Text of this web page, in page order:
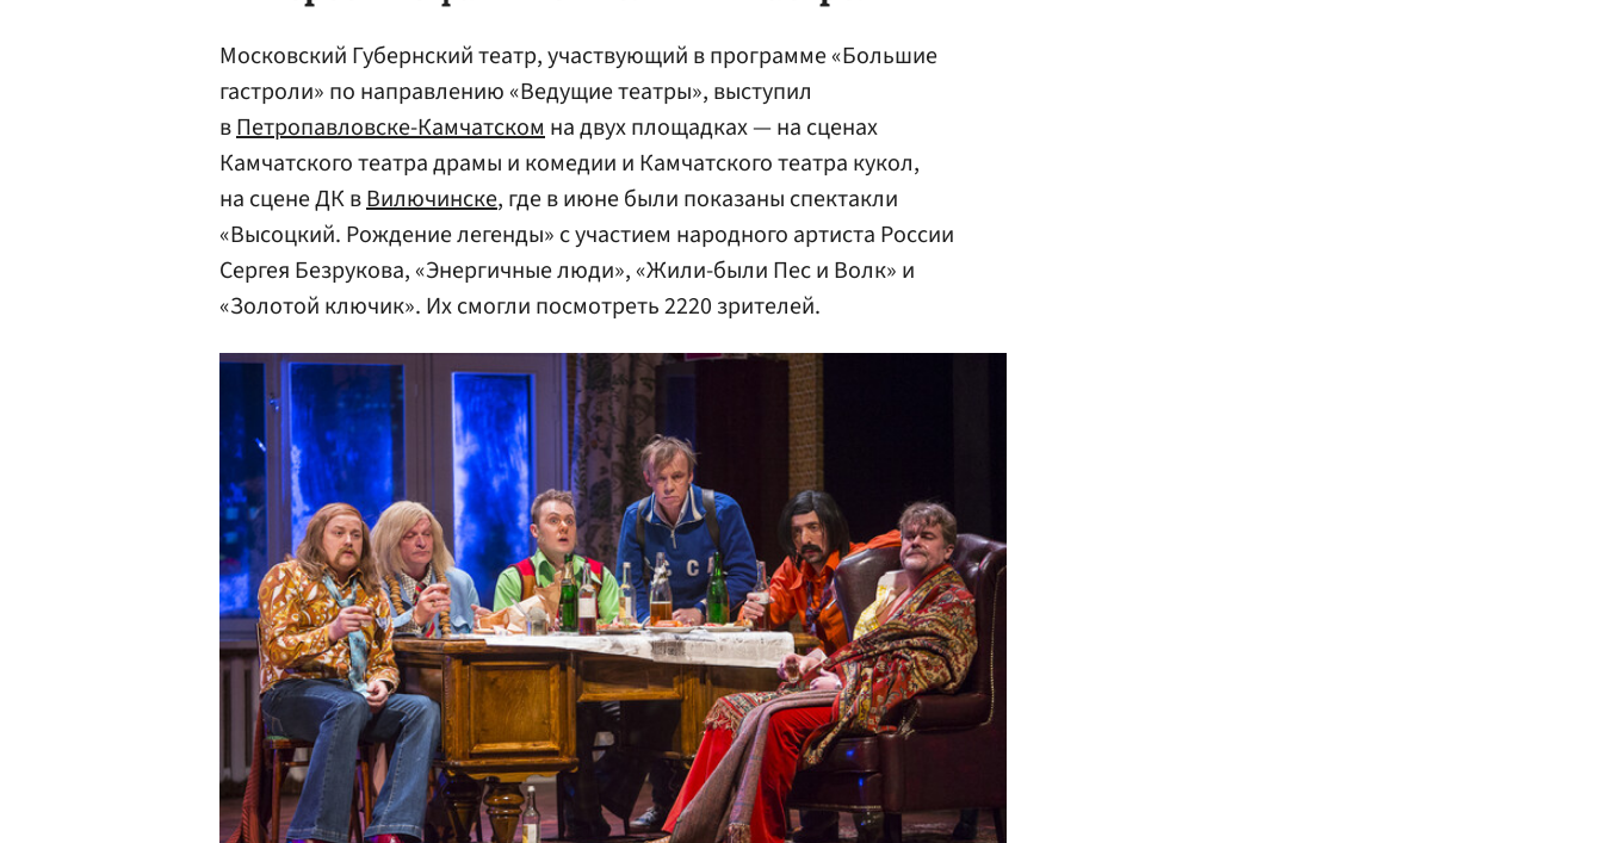
Московский Губернский театр, участвующий в программе «Большие
гастроли» по направлению «Ведущие театры», выступил
вПетропавловске-Камчатскомна двух площадках — на сценах
Камчатского театра драмы и комедии и Камчатского театра кукол,
на сцене ДК вВилючинске, где в июне были показаны спектакли
«Высоцкий. Рождение легенды» с участием народного артиста России
Сергея Безрукова, «Энергичные люди», «Жили-были Пес и Волк» и
«Золотой ключик». Их смогли посмотреть 2220 зрителей.